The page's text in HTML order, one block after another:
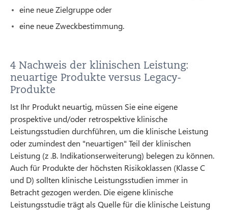
eine neue Zielgruppe oder
eine neue Zweckbestimmung.
4 Nachweis der klinischen Leistung:
neuartige Produkte versus Legacy-
Produkte
Ist Ihr Produkt neuartig, müssen Sie eine eigene
prospektive und/oder retrospektive klinische
Leistungsstudien durchführen, um die klinische Leistung
oder zumindest den "neuartigen" Teil der klinischen
Leistung (z .B. Indikationserweiterung) belegen zu können.
Auch für Produkte der höchsten Risikoklassen (Klasse C
und D) sollten klinische Leistungsstudien immer in
Betracht gezogen werden. Die eigene klinische
Leistungsstudie trägt als Quelle für die klinische Leistung